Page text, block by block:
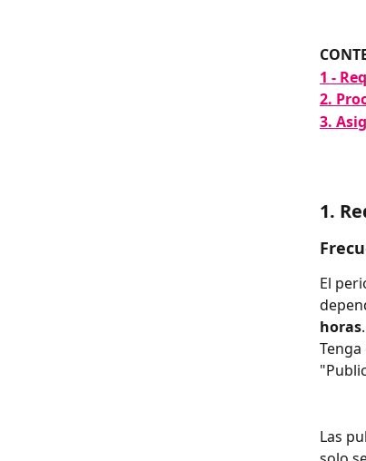
1 -
2.
3.
1.
El
horas.
Las